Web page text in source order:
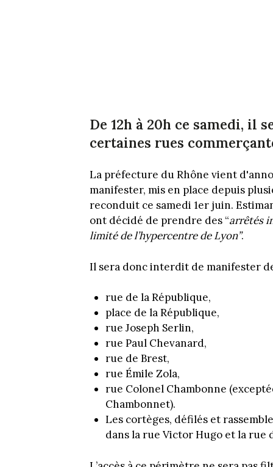
De 12h à 20h ce samedi, il
certaines rues
La préfecture du Rhône vient
manifester, mis en place depuis
reconduit ce samedi 1er juin.
ont décidé de prendre des “arrêtés
limité de l’hypercentre de Lyon”.
Il sera donc interdit de manifester
rue de la République,
place de la République,
rue Joseph Serlin,
rue Paul Chevanard,
rue de Brest,
rue Émile Zola,
rue Colonel Chambonne
Chambonnet).
Les cortèges, défilés et
dans la rue Victor Hugo et la rue